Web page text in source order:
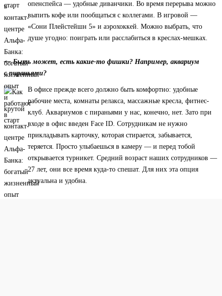
опенспейса — удобные диванчики. Во время перерыва можно
выпить кофе или пообщаться с коллегами. В игровой —
«Сони Плейстейшн 5» и аэрохоккей. Можно выбрать, что
душе угодно: поиграть или расслабиться в креслах-мешках.
— Быть может, есть какие-то фишки? Например, аквариум
с пираньями?
В офисе прежде всего должно быть комфортно: удобные
рабочие места, комнаты релакса, массажные кресла, фитнес-
клуб. Аквариумов с пираньями у нас, конечно, нет. Зато при
входе в офис введен Face ID. Сотрудникам не нужно
прикладывать карточку, которая стирается, забывается,
теряется. Просто улыбаешься в камеру — и перед тобой
открывается турникет. Средний возраст наших сотрудников —
27 лет, они все время куда-то спешат. Для них эта опция
актуальна и удобна.